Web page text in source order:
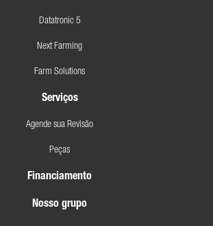
Datatronic 5
Next Farming
Farm Solutions
Serviços
Agende sua Revisão
Peças
Financiamento
Nosso grupo